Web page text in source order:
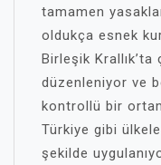
tamamen
oldukça esnek
Birleşik
düzenleniyor ve
kontrollü bir
Türkiye gibi
şekilde